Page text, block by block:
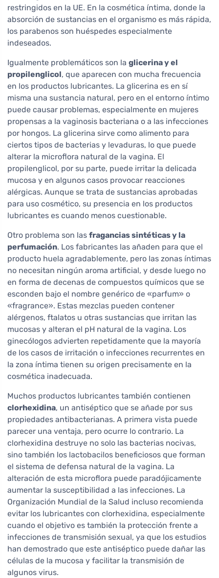
restringidos en la UE. En la cosmética íntima, donde la
absorción de sustancias en el organismo es más rápida,
los parabenos son huéspedes especialmente
indeseados.
Igualmente problemáticos son la glicerina y el
propilenglicol, que aparecen con mucha frecuencia
en los productos lubricantes. La glicerina es en sí
misma una sustancia natural, pero en el entorno íntimo
puede causar problemas, especialmente en mujeres
propensas a la vaginosis bacteriana o a las infecciones
por hongos. La glicerina sirve como alimento para
ciertos tipos de bacterias y levaduras, lo que puede
alterar la microflora natural de la vagina. El
propilenglicol, por su parte, puede irritar la delicada
mucosa y en algunos casos provocar reacciones
alérgicas. Aunque se trata de sustancias aprobadas
para uso cosmético, su presencia en los productos
lubricantes es cuando menos cuestionable.
Otro problema son las fragancias sintéticas y la
perfumación. Los fabricantes las añaden para que el
producto huela agradablemente, pero las zonas íntimas
no necesitan ningún aroma artificial, y desde luego no
en forma de decenas de compuestos químicos que se
esconden bajo el nombre genérico de «parfum» o
«fragrance». Estas mezclas pueden contener
alérgenos, ftalatos u otras sustancias que irritan las
mucosas y alteran el pH natural de la vagina. Los
ginecólogos advierten repetidamente que la mayoría
de los casos de irritación o infecciones recurrentes en
la zona íntima tienen su origen precisamente en la
cosmética inadecuada.
Muchos productos lubricantes también contienen
clorhexidina, un antiséptico que se añade por sus
propiedades antibacterianas. A primera vista puede
parecer una ventaja, pero ocurre lo contrario. La
clorhexidina destruye no solo las bacterias nocivas,
sino también los lactobacilos beneficiosos que forman
el sistema de defensa natural de la vagina. La
alteración de esta microflora puede paradójicamente
aumentar la susceptibilidad a las infecciones. La
Organización Mundial de la Salud incluso recomienda
evitar los lubricantes con clorhexidina, especialmente
cuando el objetivo es también la protección frente a
infecciones de transmisión sexual, ya que los estudios
han demostrado que este antiséptico puede dañar las
células de la mucosa y facilitar la transmisión de
algunos virus.